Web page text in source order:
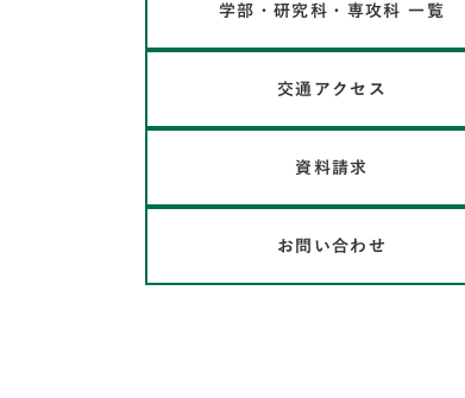
学部・研究科・専攻科 一覧
交通アクセス
資料請求
お問い合わせ